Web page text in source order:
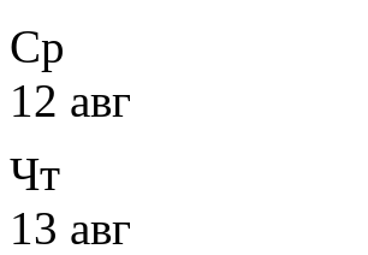
Ср
12 авг
Чт
13 авг